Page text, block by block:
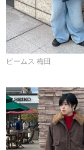
ビームス 梅田